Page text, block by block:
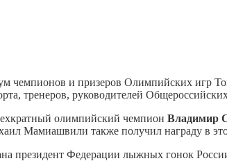
чемпионов и призеров Олимпийских игр
тренеров, руководителей
олимпийский чемпионВладимир
Мамиашвили также получил награду в
президент Федерации лыжных гонок